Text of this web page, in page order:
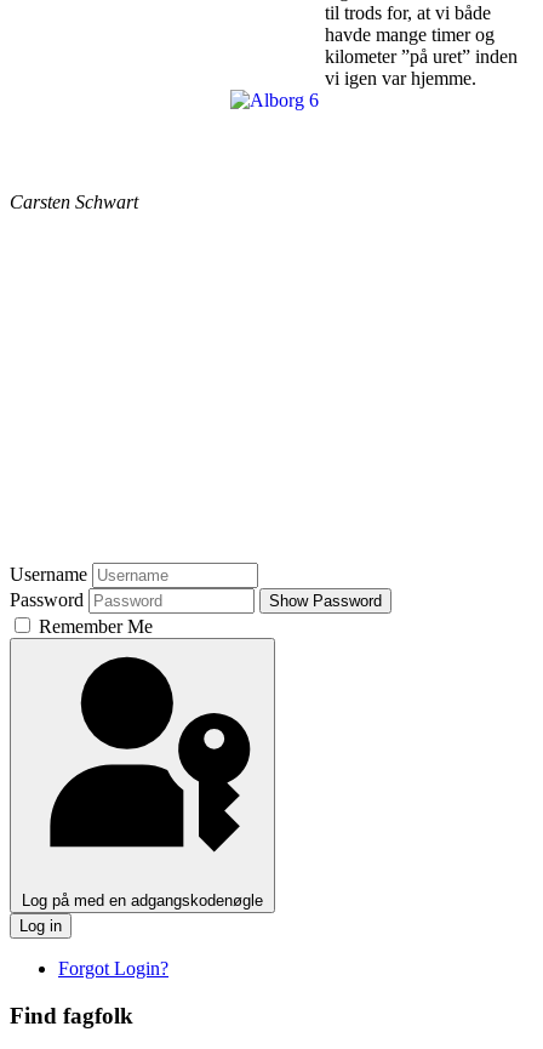
til trods for, at vi både
havde mange timer og
kilometer ”på uret” inden
vi igen var hjemme.
Carsten Schwart
Username
Password
Show Password
Remember Me
Log på med en adgangskodenøgle
Log in
Forgot Login?
Find fagfolk